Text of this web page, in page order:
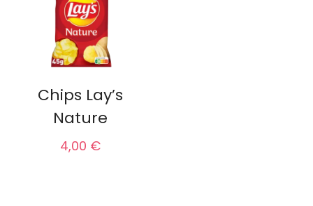
Chips Lay’s
Nature
4,00 €